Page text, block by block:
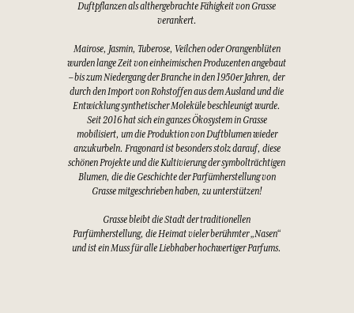
Duftpflanzen als althergebrachte Fähigkeit von Grasse
verankert.
Mairose, Jasmin, Tuberose, Veilchen oder Orangenblüten
wurden lange Zeit von einheimischen Produzenten angebaut
– bis zum Niedergang der Branche in den 1950er Jahren, der
durch den Import von Rohstoffen aus dem Ausland und die
Entwicklung synthetischer Moleküle beschleunigt wurde.
Seit 2016 hat sich ein ganzes Ökosystem in Grasse
mobilisiert, um die Produktion von Duftblumen wieder
anzukurbeln. Fragonard ist besonders stolz darauf, diese
schönen Projekte und die Kultivierung der symbolträchtigen
Blumen, die die Geschichte der Parfümherstellung von
Grasse mitgeschrieben haben, zu unterstützen!
Grasse bleibt die Stadt der traditionellen
Parfümherstellung, die Heimat vieler berühmter „Nasen“
und ist ein Muss für alle Liebhaber hochwertiger Parfums.